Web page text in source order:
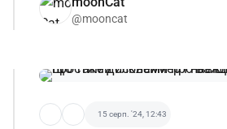
@mooncat
15 серп. '24, 12:43